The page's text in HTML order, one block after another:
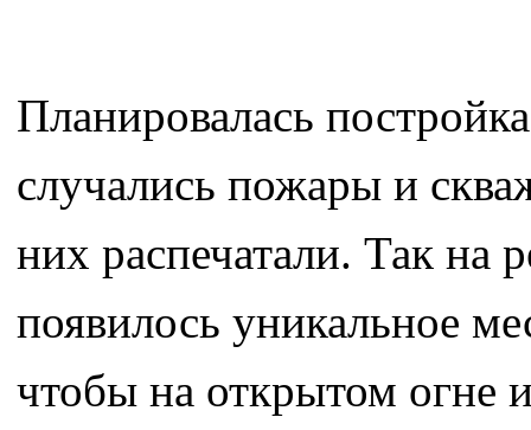
Планировалась
случались пожары и
них распечатали. Так на
появилось уникальное
чтобы на открытом огне